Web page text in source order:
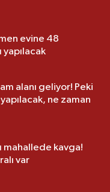
evine 48
yapılacak
alanı geliyor! Peki
ne zaman
mahallede kavga!
var